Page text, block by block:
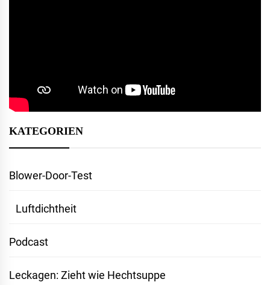
KATEGORIEN
Blower-Door-Test
Luftdichtheit
Podcast
Leckagen: Zieht wie Hechtsuppe